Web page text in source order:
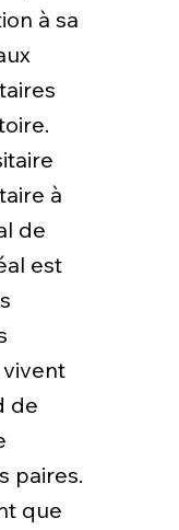
à sa
à
de
est
de
paires.
que